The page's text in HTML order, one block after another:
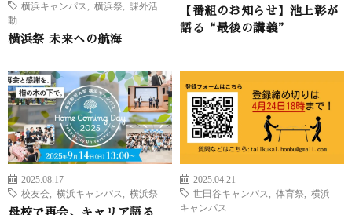
横浜キャンパス
横浜祭
課外活
動
横浜祭 未来への航海
【番組のお知らせ】池上彰が
語る“最後の講義”
2025.08.17
校友会
横浜キャンパス 横浜祭
母校で再会、キャリア語る
2025.04.21
世田谷キャンパス
体育祭
横浜
キャンパス